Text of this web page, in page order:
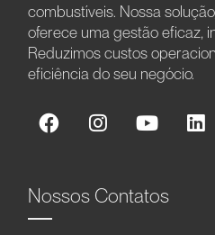
combustíveis. Nossa
oferece uma gestão eficaz,
Reduzimos custos
eficiência do seu negócio.
Nossos Contatos